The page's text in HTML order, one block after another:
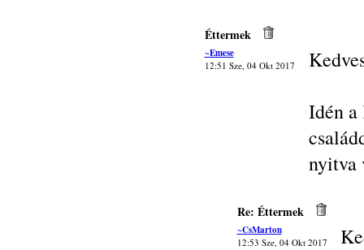
Éttermek
~Emese
12:51 Sze, 04 Okt 2017
Idén a
nyitva
Re: Éttermek
~CsMarton
12:53 Sze, 04 Okt 2017